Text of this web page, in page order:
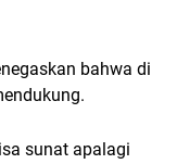
bahwa di
sunat apalagi